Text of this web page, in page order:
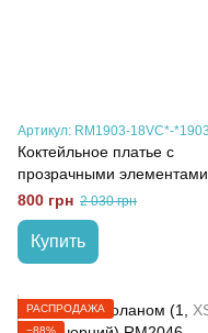
Артикул: RM1903-18VC*-*1903
Коктейльное платье с
прозрачными элементами
(11, XS, burgundy,
800 грн 2 030 грн
Купить
РАСПРОДАЖА
−88%